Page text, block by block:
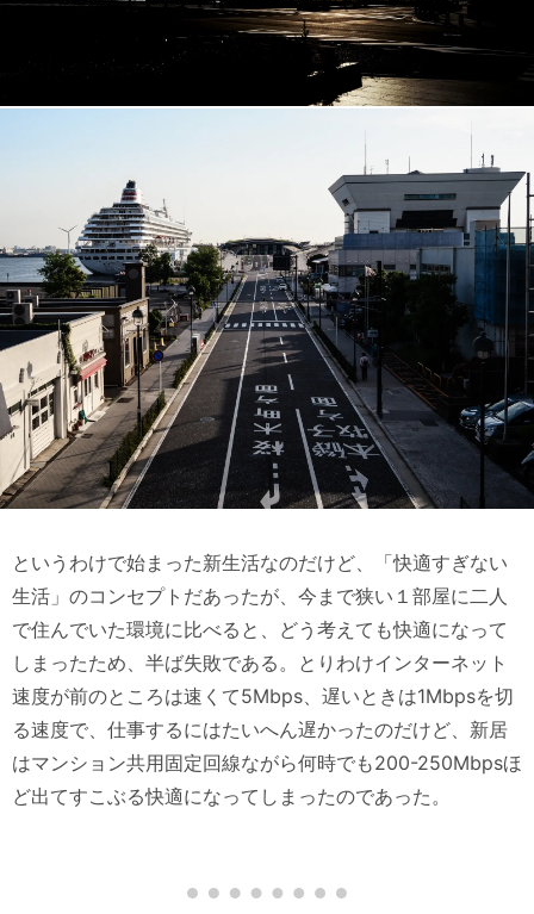
というわけで始まった新生活なのだけど、「快適すぎない
生活」のコンセプトだあったが、今まで狭い１部屋に二人
で住んでいた環境に比べると、どう考えても快適になって
しまったため、半ば失敗である。とりわけインターネット
速度が前のところは速くて5Mbps、遅いときは1Mbpsを切
る速度で、仕事するにはたいへん遅かったのだけど、新居
はマンション共用固定回線ながら何時でも200-250Mbpsほ
ど出てすこぶる快適になってしまったのであった。